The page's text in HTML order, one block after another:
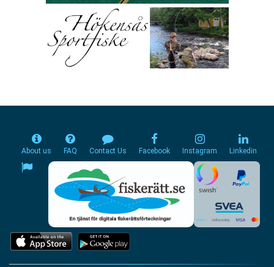
About us FAQ Contact Us Facebook Instagram Linkedin